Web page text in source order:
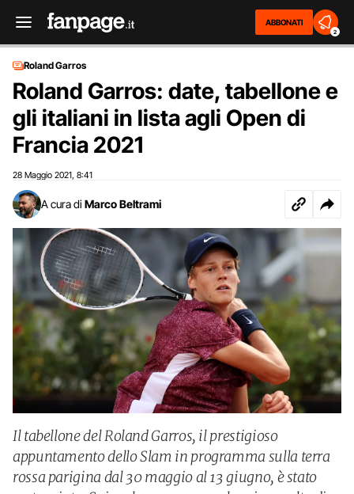
ABBONATI
2
Roland Garros
Roland Garros: date, tabellone e
gli italiani in lista agli Open di
Francia 2021
28 Maggio 2021 8:41
A cura di Marco Beltrami
Il tabellone del Roland Garros, il prestigioso
appuntamento dello Slam in programma sulla terra
rossa parigina dal 30 maggio al 13 giugno, è stato